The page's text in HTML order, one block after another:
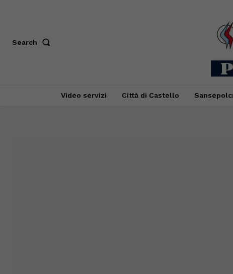
Search
Video servizi Città di Castello